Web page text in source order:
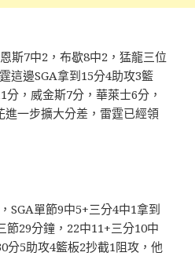
斯7中2，布歇8中2，猛龍三位
這邊SGA拿到15分4助攻3籃
，威金斯7分，華萊士6分，
進一步擴大分差，雷霆已經領
SGA單節9中5+三分4中1拿到
節29分鐘，22中11+三分10中
分5助攻4籃板2抄截1阻攻，他